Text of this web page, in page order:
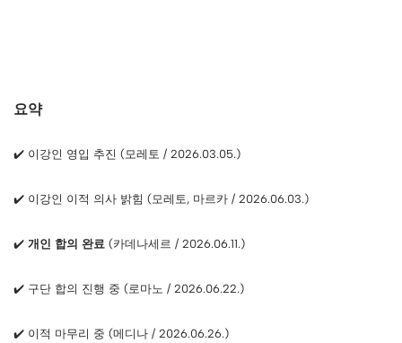
요약
✔️ 이강인 영입 추진 (모레토 / 2026.03.05.)
✔️ 이강인 이적 의사 밝힘 (모레토, 마르카 / 2026.06.03.)
✔️ 개인 합의 완료 (카데나세르 / 2026.06.11.)
✔️ 구단 합의 진행 중 (로마노 / 2026.06.22.)
✔️ 이적 마무리 중 (메디나 / 2026.06.26.)